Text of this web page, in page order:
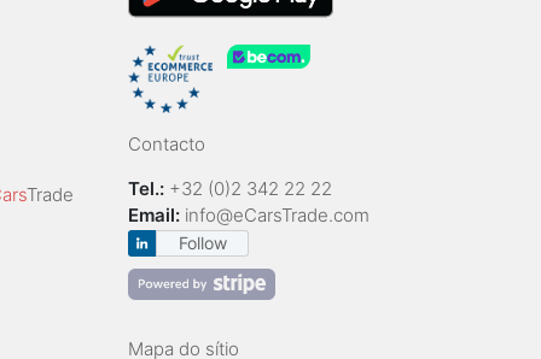
Trade
Contacto
Tel.: +32 (0)2 342 22 22
Email: info@eCarsTrade.com
Follow
Mapa do sítio